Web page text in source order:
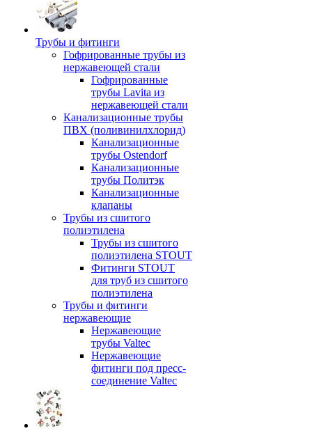
Трубы и фитинги
Гофрированные трубы из
нержавеющей стали
Гофрированные
трубы Lavita из
нержавеющей стали
Канализационные трубы
ПВХ (поливинилхлорид)
Канализационные
трубы Ostendorf
Канализационные
трубы Политэк
Канализационные
клапаны
Трубы из сшитого
полиэтилена
Трубы из сшитого
полиэтилена STOUT
Фитинги STOUT
для труб из сшитого
полиэтилена
Трубы и фитинги
нержавеющие
Нержавеющие
трубы Valtec
Нержавеющие
фитинги под пресс-
соединение Valtec